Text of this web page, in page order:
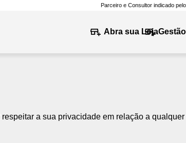
Parceiro e Consultor indicado pelo Sebrae em Tecnologia e Inovação
Abra sua Loja
a sua privacidade em relação a